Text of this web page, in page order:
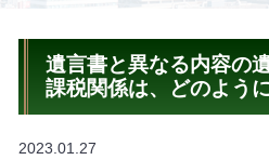
遺言書と異なる内容の
課税関係は、どのよう
2023.01.27